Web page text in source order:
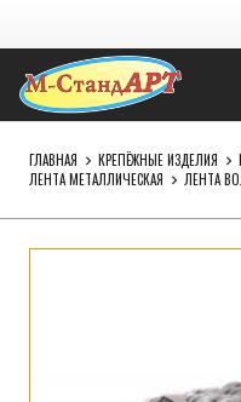
ГЛАВНАЯ КРЕПЁЖНЫЕ ИЗДЕЛИЯ
ЛЕНТА МЕТАЛЛИЧЕСКАЯ
ЛЕНТА